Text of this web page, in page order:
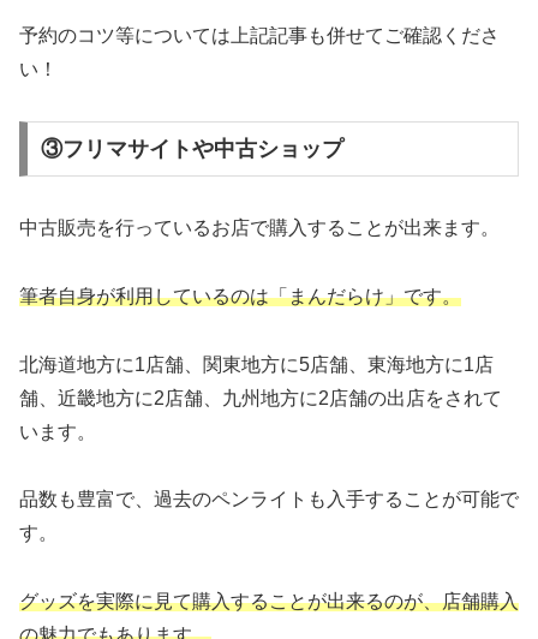
予約のコツ等については上記記事も併せてご確認くださ
い！
③フリマサイトや中古ショップ
中古販売を行っているお店で購入することが出来ます。
筆者自身が利用しているのは「まんだらけ」です。
北海道地方に1店舗、関東地方に5店舗、東海地方に1店
舗、近畿地方に2店舗、九州地方に2店舗の出店をされて
います。
品数も豊富で、過去のペンライトも入手することが可能で
す。
グッズを実際に見て購入することが出来るのが、店舗購入